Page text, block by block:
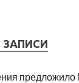
предложило